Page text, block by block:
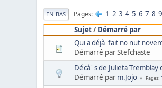
EN BAS Pages 1 2 3 4 5 6 7 8 9
Sujet/ Démarré par
Qui a déjà fait no nut
Démarré par Stefchaste
Décà¨s de Julieta Tremblay
Démarré par m.Jojo Pages